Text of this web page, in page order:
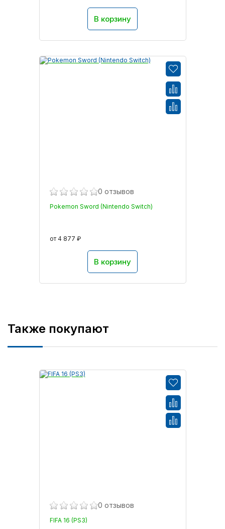
В корзину
0 отзывов
Pokemon Sword (Nintendo Switch)
от 4 877 ₽
В корзину
Также покупают
0 отзывов
FIFA 16 (PS3)